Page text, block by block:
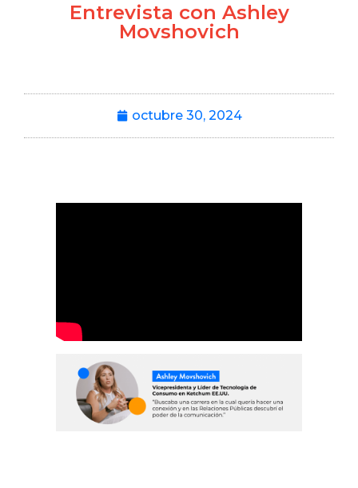
Entrevista con Ashley
Movshovich
octubre 30, 2024